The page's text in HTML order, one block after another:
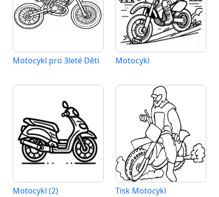
Motocykl pro 3leté Děti Motocykl
Motocykl (2) Tisk Motocykl